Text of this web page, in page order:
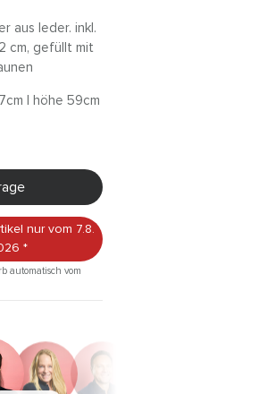
aus leder. inkl.
cm, gefüllt mit
| höhe 59cm
nur vom 7.8.
*
automatisch vom